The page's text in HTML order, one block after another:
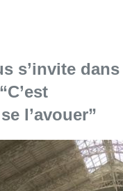
le blocus